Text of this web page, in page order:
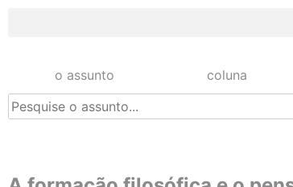
o assunto coluna